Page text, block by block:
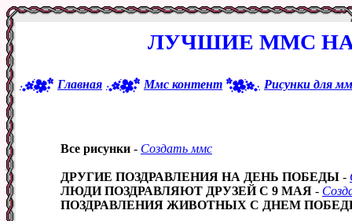
ЛУЧШИЕ ММС
Главная Ммс контент Рисунки для
Все рисунки - Создать ммс
ДРУГИЕ ПОЗДРАВЛЕНИЯ НА ДЕНЬ ПОБЕДЫ -
ЛЮДИ ПОЗДРАВЛЯЮТ ДРУЗЕЙ С 9 МАЯ -
ПОЗДРАВЛЕНИЯ ЖИВОТНЫХ С ДНЕМ